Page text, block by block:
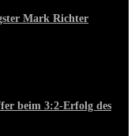
Mark Richter
beim 3:2-Erfolg des